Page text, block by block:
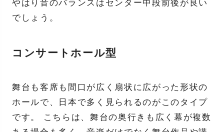
やはり音のバランスはセンター中段前後が良い
でしょう。
コンサートホール型
舞台も客席も間口が広く扇状に広がった形状の
ホールで、日本で多く見られるのがこのタイプ
です。 こちらは、舞台の奥行きも広く幕が複数